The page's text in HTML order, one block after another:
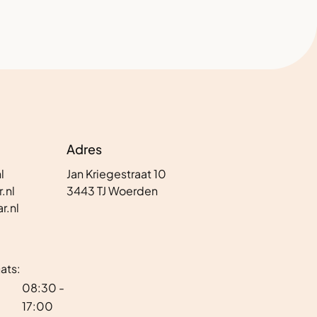
Adres
Jan Kriegestraat 10
3443 TJ Woerden
08:30 -
17:00